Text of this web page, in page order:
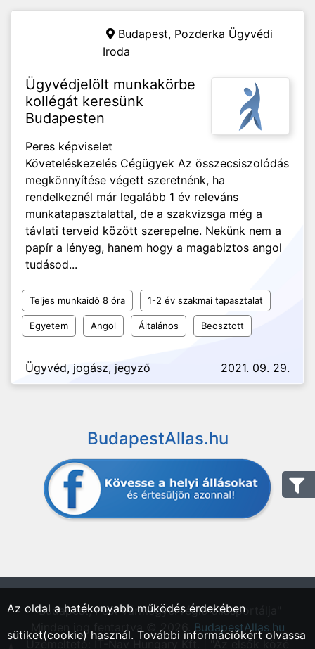
Budapest, Pozderka Ügyvédi
Iroda
Ügyvédjelölt munkakörbe
kollégát keresünk
Budapesten
Peres képviselet
Követeléskezelés Cégügyek Az összecsiszolódás
megkönnyítése végett szeretnénk, ha
rendelkeznél már legalább 1 év releváns
munkatapasztalattal, de a szakvizsga még a
távlati terveid között szerepelne. Nekünk nem a
papír a lényeg, hanem hogy a magabiztos angol
tudásod...
Teljes munkaidő 8 óra 1-2 év szakmai tapasztalat
Egyetem Angol Általános Beosztott
Ügyvéd, jogász, jegyző 2021. 09. 29.
BudapestAllas.hu
"Budapest, Pest vármegyei régió állásportálja"
Minden jog fentartva © 2026. BudapestAllas.hu
Üzemeltető: IT-Nav Hungary Kft. | "Az elsők közé
Az oldal a hatékonyabb működés érdekében
sütiket(cookie) használ. További információkért olvassa